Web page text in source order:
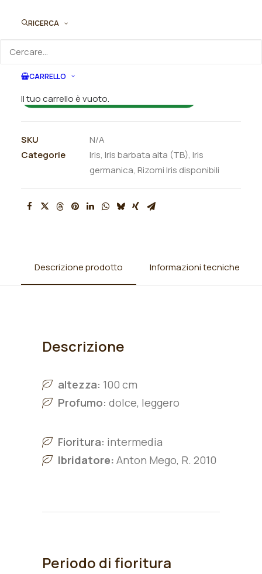
RICERCA
CARRELLO
Il tuo carrello è vuoto.
quantità
ORDINA VIA MAIL
SKU
N/A
Categorie
Iris, Iris barbata alta (TB), Iris
germanica, Rizomi Iris disponibili
Descrizione prodotto Informazioni tecniche
Descrizione
altezza: 100 cm
Profumo: dolce, leggero
Fioritura: intermedia
Ibridatore: Anton Mego, R. 2010
Periodo di fioritura